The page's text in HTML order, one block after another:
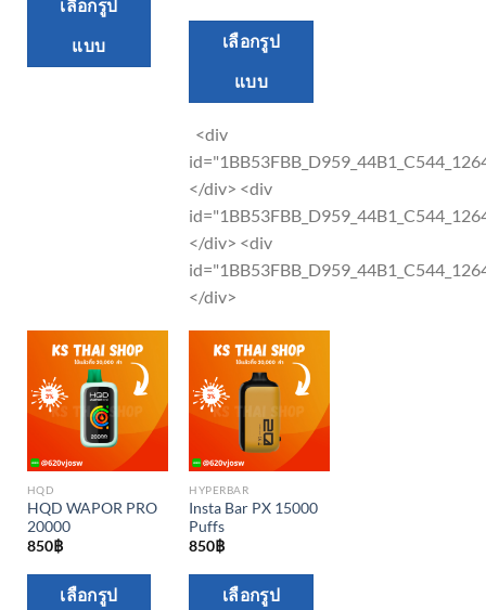
เลือกรูป
แบบ
product
variants.
options
may
chosen
the
เลือกรูป
แบบ
The
may
chosen
the
<div
</div> <div
</div> <div
</div>
HQD
HQD WAPOR PRO
20000
850฿
เลือกรูป
HYPERBAR
Insta Bar PX 15000
Puffs
850฿
เลือกรูป